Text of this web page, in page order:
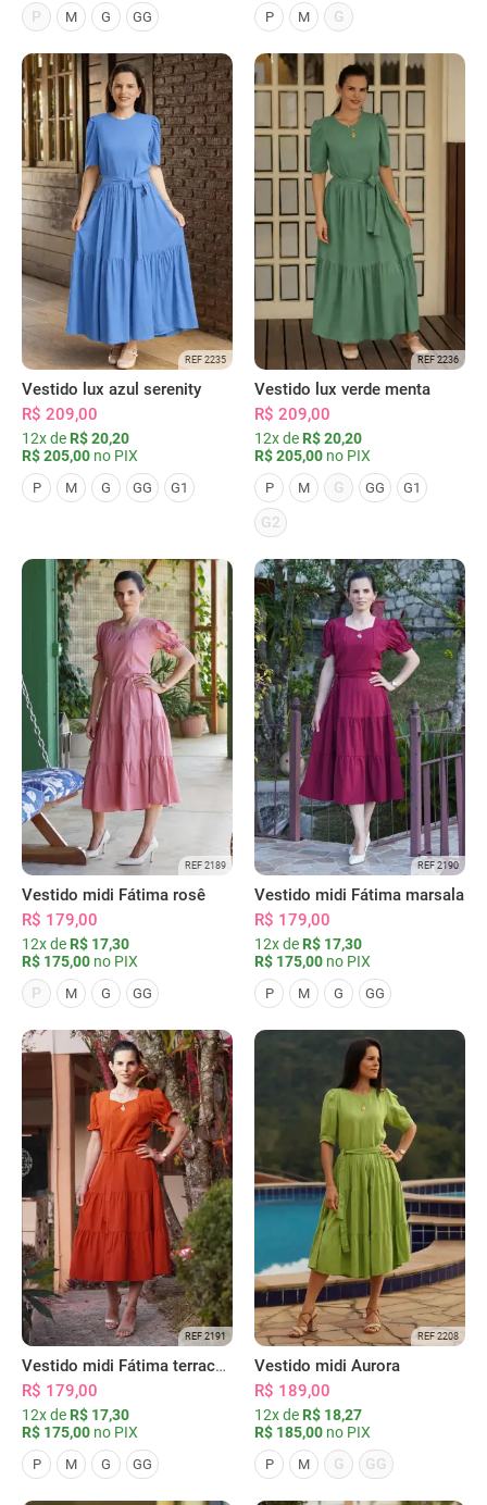
P
M G GG P M G
REF 2235
Vestido lux azul serenity
R$ 209,00
12x de R$ 20,20
R$ 205,00 no PIX
P M G GG G1
REF 2236
Vestido lux verde menta
R$ 209,00
12x de R$ 20,20
R$ 205,00 no PIX
P M G GG G1
G2
REF 2189
Vestido midi Fátima rosê
R$ 179,00
12x de R$ 17,30
R$ 175,00 no PIX
P
M G GG
REF 2190
Vestido midi Fátima marsala
R$ 179,00
12x de R$ 17,30
R$ 175,00 no PIX
P M G GG
REF 2191
Vestido midi Fátima terracota
R$ 179,00
12x de R$ 17,30
R$ 175,00 no PIX
P M G GG
REF 2208
Vestido midi Aurora
R$ 189,00
12x de R$ 18,27
R$ 185,00 no PIX
P M G GG